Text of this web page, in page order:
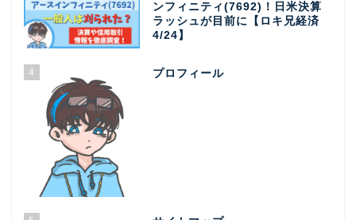
ンフィニティ(7692)！日米決算
ラッシュが目前に【ロキ兄経済
4/24】
4 プロフィール